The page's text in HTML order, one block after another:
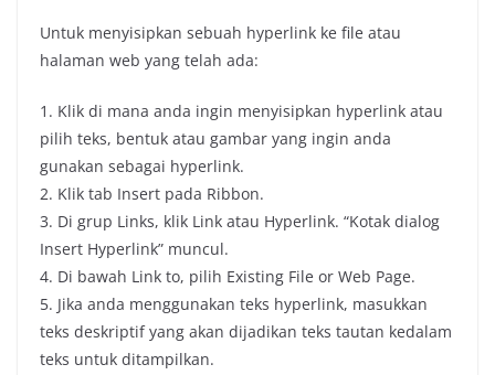
Untuk menyisipkan sebuah hyperlink ke file atau
halaman web yang telah ada:
1. Klik di mana anda ingin menyisipkan hyperlink atau
pilih teks, bentuk atau gambar yang ingin anda
gunakan sebagai hyperlink.
2. Klik tab Insert pada Ribbon.
3. Di grup Links, klik Link atau Hyperlink. “Kotak dialog
Insert Hyperlink” muncul.
4. Di bawah Link to, pilih Existing File or Web Page.
5. Jika anda menggunakan teks hyperlink, masukkan
teks deskriptif yang akan dijadikan teks tautan kedalam
teks untuk ditampilkan.